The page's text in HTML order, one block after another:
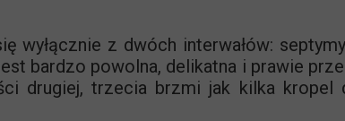
wyłącznie z dwóch interwałów:
bardzo powolna, delikatna i prawie
drugiej, trzecia brzmi jak kilka kropel